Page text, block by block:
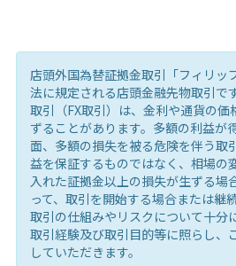
店頭外国為替証拠金取引「フィリッ
法に規定される店頭金融先物取引で
取引（FX取引）は、金利や通貨の価
ずることがあります。多額の利益が
面、多額の損失を被る危険を伴う取
益を保証するものではなく、相場の
入れた証拠金以上の損失が生ずる場
って、取引を開始する場合または継
取引の仕組みやリスクについて十分
取引経験及び取引目的等に照らし、
していただきます。